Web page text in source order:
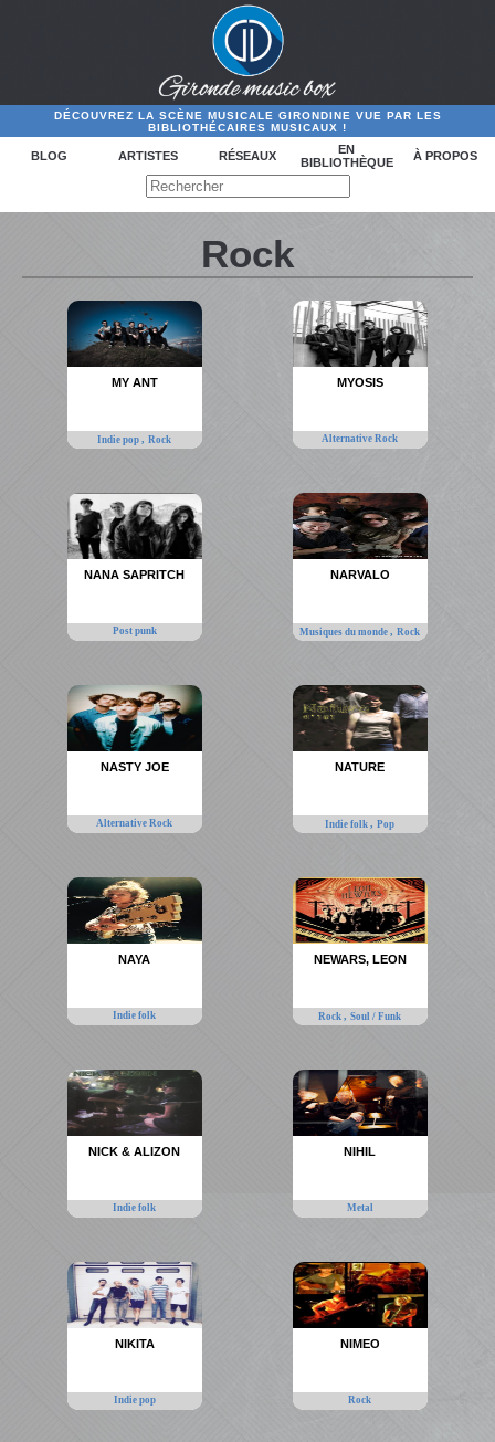
DÉCOUVREZ LA SCÈNE MUSICALE GIRONDINE VUE PAR LES
BIBLIOTHÉCAIRES MUSICAUX !
BLOG ARTISTES RÉSEAUX
EN
BIBLIOTHÈQUE
À PROPOS
Rock
MY ANT
Indie pop,Rock
MYOSIS
Alternative Rock
NANA SAPRITCH
Post punk
NARVALO
Musiques du monde,Rock
NASTY JOE
Alternative Rock
NATURE
Indie folk,Pop
NAYA
Indie folk
NEWARS, LEON
Rock,Soul / Funk
NICK & ALIZON
Indie folk
NIHIL
Metal
NIKITA
Indie pop
NIMEO
Rock